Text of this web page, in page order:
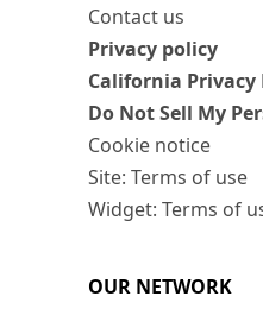
Contact us
Privacy policy
California Privacy
Do Not Sell My
Cookie notice
Site: Terms of use
Widget: Terms of
OUR NETWORK